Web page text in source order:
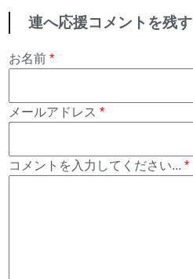
連へ応援コメントを残す
お名前*
メールアドレス*
コメントを入力してください...*